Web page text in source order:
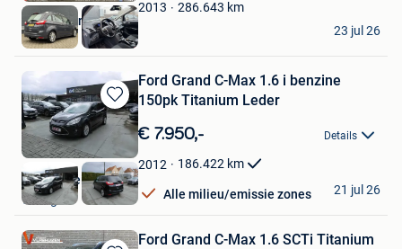
Favorieten
2013 286.643 km
Vlashuizen B.V.
Lommel
23 jul 26
Bewaren
in
Mijn
Favorieten
Ford Grand C-Max 1.6 i benzine
150pk Titanium Leder
€ 7.950,- Details
2012 186.422 km
Alle milieu/emissie zones
Garage Teirlynck
Waregem
21 jul 26
Ford Grand C-Max 1.6 SCTi Titanium